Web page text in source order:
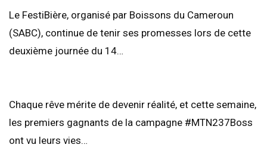
Le FestiBière, organisé par Boissons du Cameroun
(SABC), continue de tenir ses promesses lors de cette
deuxième journée du 14…
Chaque rêve mérite de devenir réalité, et cette semaine,
les premiers gagnants de la campagne #MTN237Boss
ont vu leurs vies…